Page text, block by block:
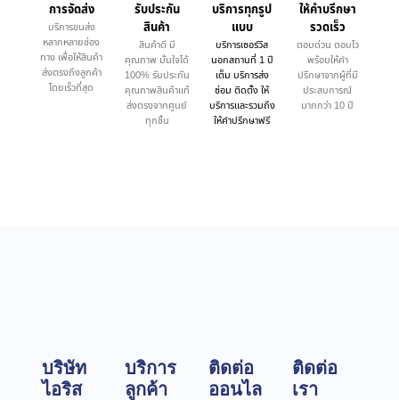
การจัดส่ง
บริการขนส่ง
หลากหลายช่อง
ทาง เพื่อให้สินค้า
ส่งตรงถึงลูกค้า
โดยเร็วที่สุด
รับประกัน
สินค้า
สินค้าดี มี
คุณภาพ มั่นใจได้
100% รับประกัน
คุณภาพสินค้าแท้
ส่งตรงจากศูนย์
ทุกชิ้น
บริการทุกรูป
แบบ
บริการเซอร์วิส
นอกสถานที่ 1 ปี
เต็ม บริการส่ง
ซ่อม ติดตั้ง ให้
บริการและรวมถึง
ให้คำปรึกษาฟรี
ให้คำบรึกษา
รวดเร็ว
ตอบด่วน ตอบไว
พร้อมให้คำ
ปรึกษาจากผู้ที่มี
ประสบการณ์
มากกว่า 10 ปี
บริษัท
ไอริส
บริการ
ลูกค้า
ติดต่อ
ออนไล
ติดต่อ
เรา